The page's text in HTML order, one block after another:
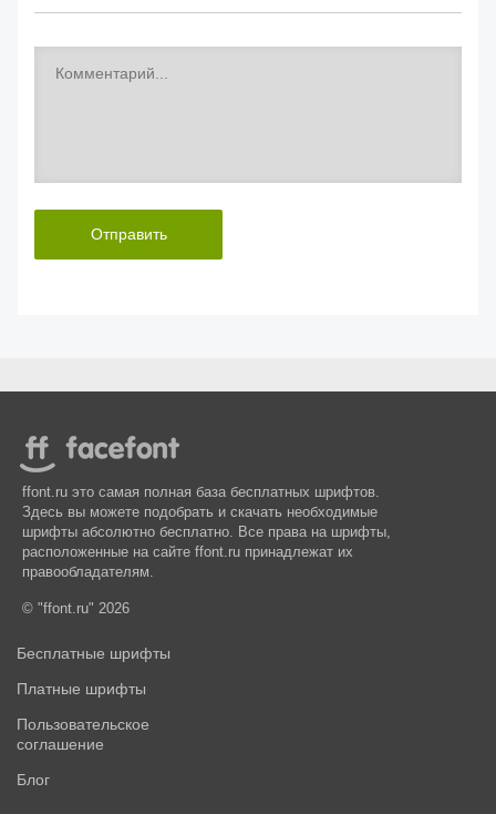
Отправить
ffont.ru это самая полная база бесплатных шрифтов.
Здесь вы можете подобрать и скачать необходимые
шрифты абсолютно бесплатно. Все права на шрифты,
расположенные на сайте ffont.ru принадлежат их
правообладателям.
© "ffont.ru" 2026
Бесплатные шрифты
Платные шрифты
Пользовательское
соглашение
Блог